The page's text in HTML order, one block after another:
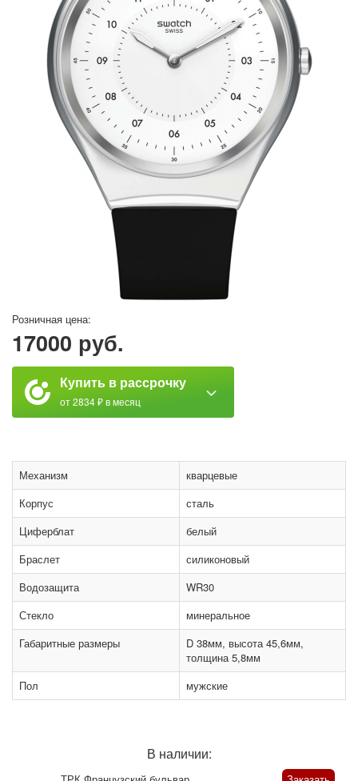
Розничная цена:
17000 руб.
Купить в рассрочку
от 2834 ₽ в месяц
Механизм
кварцевые
Корпус
сталь
Циферблат
белый
Браслет
силиконовый
Водозащита
WR30
Стекло
минеральное
Габаритные размеры
D 38мм, высота 45,6мм,
толщина 5,8мм
Пол
мужские
В наличии: